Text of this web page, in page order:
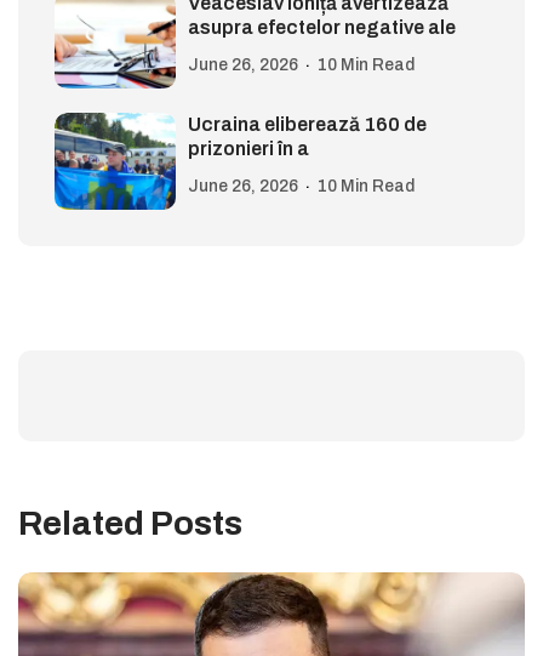
asupra efectelor negative ale
June 26, 2026 10 Min Read
Ucraina eliberează 160 de
prizonieri în a
June 26, 2026 10 Min Read
Related Posts